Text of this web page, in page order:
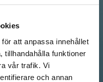
att anpassa innehållet
tillhandahålla funktioner
vår trafik. Vi
och annan